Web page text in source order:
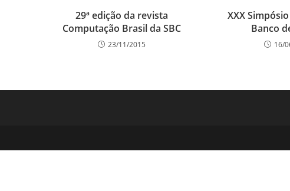
29ª edição da revista
Computação Brasil da SBC
23/11/2015
XXX
Banco
16/